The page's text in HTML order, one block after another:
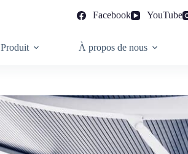
Facebook YouTube
Produit À propos de nous